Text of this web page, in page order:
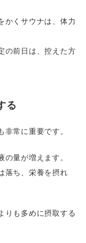
かくサウナは、体力
の前日は、控えた方
る
非常に重要です。
量が増えます。
落ち、栄養を摂れ
りも多めに摂取する